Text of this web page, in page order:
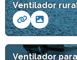
Ventilador
Ventilador